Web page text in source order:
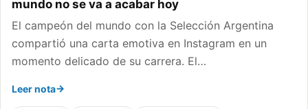
mundo no se va a acabar hoy
El campeón del mundo con la Selección Argentina
compartió una carta emotiva en Instagram en un
momento delicado de su carrera. El…
Leer nota